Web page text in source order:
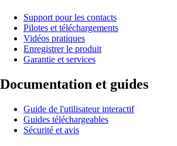
Support pour les contacts
Pilotes et téléchargements
Vidéos pratiques
Enregistrer le produit
Garantie et services
Documentation et guides
Guide de l'utilisateur interactif
Guides téléchargeables
Sécurité et avis